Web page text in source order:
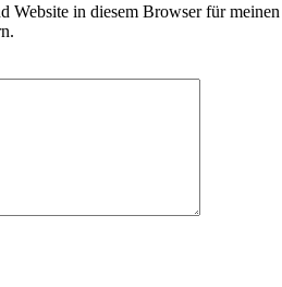
Website in diesem Browser für meinen